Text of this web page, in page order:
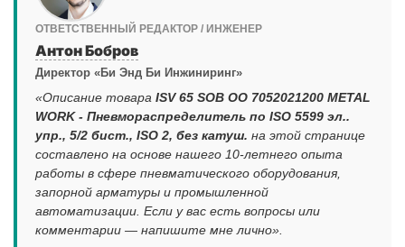
ОТВЕТСТВЕННЫЙ РЕДАКТОР / ИНЖЕНЕР
Антон Бобров
Директор «Би Энд Би Инжиниринг»
«Описание товара ISV 65 SOB OO 7052021200 METAL
WORK - Пневмораспределитель по ISO 5599 эл..
упр., 5/2 бист., ISO 2, без катуш. на этой странице
составлено на основе нашего 10-летнего опыта
работы в сфере пневматического оборудования,
запорной арматуры и промышленной
автоматизации. Если у вас есть вопросы или
комментарии — напишите мне лично».